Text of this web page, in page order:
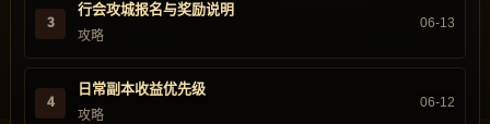
3
行会攻城报名与奖励说明
攻略
06-13
4
日常副本收益优先级
攻略
06-12